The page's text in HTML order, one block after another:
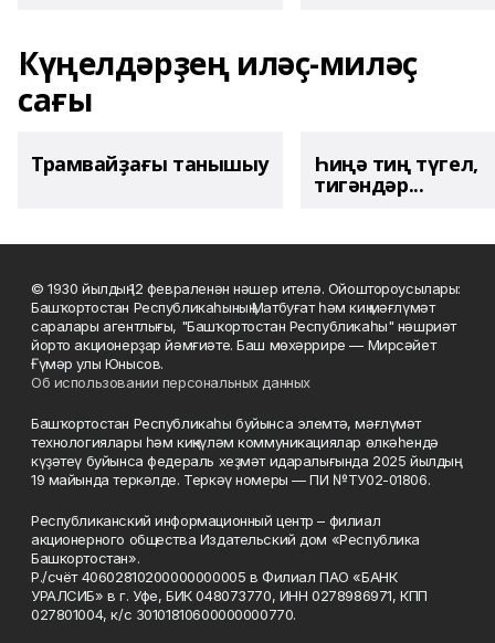
Күңелдәрҙең иләҫ-миләҫ
сағы
Трамвайҙағы танышыу Һиңә тиң түгел,
тигәндәр...
© 1930 йылдың 12 февраленән нәшер ителә. Ойоштороусылары:
Башҡортостан Республикаһының Матбуғат һәм киң мәғлүмәт
саралары агентлығы, "Башҡортостан Республикаһы" нәшриәт
йорто акционерҙар йәмғиәте. Баш мөхәррире — Мирсәйет
Ғүмәр улы Юнысов.
Об использовании персональных данных
Башҡортостан Республикаһы буйынса элемтә, мәғлүмәт
технологиялары һәм киңкүләм коммуникациялар өлкәһендә
күҙәтеү буйынса федераль хеҙмәт идаралығында 2025 йылдың
19 майында теркәлде. Теркәү номеры — ПИ №ТУ02-01806.
Республиканский информационный центр – филиал
акционерного общества Издательский дом «Республика
Башкортостан».
Р./счёт 40602810200000000005 в Филиал ПАО «БАНК
УРАЛСИБ» в г. Уфе, БИК 048073770, ИНН 0278986971, КПП
027801004, к/с 30101810600000000770.